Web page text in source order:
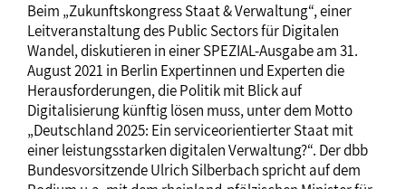
Beim „Zukunftskongress Staat & Verwaltung“, einer
Leitveranstaltung des Public Sectors für Digitalen
Wandel, diskutieren in einer SPEZIAL-Ausgabe am 31.
August 2021 in Berlin Expertinnen und Experten die
Herausforderungen, die Politik mit Blick auf
Digitalisierung künftig lösen muss, unter dem Motto
„Deutschland 2025: Ein serviceorientierter Staat mit
einer leistungsstarken digitalen Verwaltung?“. Der dbb
Bundesvorsitzende Ulrich Silberbach spricht auf dem